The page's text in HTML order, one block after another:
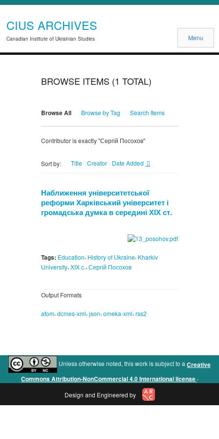
CIUS ARCHIVES
Canadian Institute of Ukrainian Studies Menu
BROWSE ITEMS (1 TOTAL)
Browse All Browse by Tag Search Items
Contributor is exactly "Сергій Посохов"
Sort by: Title Creator Date Added
Наближення університетської
реформи Харківський університет і
громадська думка в середині ХІХ ст.
Tags: Education, History of Ukraine, Kharkiv
University, XIX c., Сергій Посохов
Output Formats
atom, dcmes-xml, json, omeka-xml, rss2
Unless otherwise noted, this work is subject to a Creative
Commons Attribution-NonCommercial 4.0 International license .
Design and Engineered by